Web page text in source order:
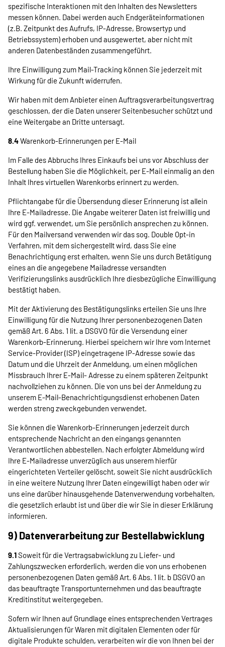
spezifische Interaktionen mit den Inhalten des Newsletters
messen können. Dabei werden auch Endgeräteinformationen
(z.B. Zeitpunkt des Aufrufs, IP-Adresse, Browsertyp und
Betriebssystem) erhoben und ausgewertet, aber nicht mit
anderen Datenbeständen zusammengeführt.
Ihre Einwilligung zum Mail-Tracking können Sie jederzeit mit
Wirkung für die Zukunft widerrufen.
Wir haben mit dem Anbieter einen Auftragsverarbeitungsvertrag
geschlossen, der die Daten unserer Seitenbesucher schützt und
eine Weitergabe an Dritte untersagt.
8.4Warenkorb-Erinnerungen per E-Mail
Im Falle des Abbruchs Ihres Einkaufs bei uns vor Abschluss der
Bestellung haben Sie die Möglichkeit, per E-Mail einmalig an den
Inhalt Ihres virtuellen Warenkorbs erinnert zu werden.
Pflichtangabe für die Übersendung dieser Erinnerung ist allein
Ihre E-Mailadresse. Die Angabe weiterer Daten ist freiwillig und
wird ggf. verwendet, um Sie persönlich ansprechen zu können.
Für den Mailversand verwenden wir das sog. Double Opt-in
Verfahren, mit dem sichergestellt wird, dass Sie eine
Benachrichtigung erst erhalten, wenn Sie uns durch Betätigung
eines an die angegebene Mailadresse versandten
Verifizierungslinks ausdrücklich Ihre diesbezügliche Einwilligung
bestätigt haben.
Mit der Aktivierung des Bestätigungslinks erteilen Sie uns Ihre
Einwilligung für die Nutzung Ihrer personenbezogenen Daten
gemäß Art. 6 Abs. 1 lit. a DSGVO für die Versendung einer
Warenkorb-Erinnerung. Hierbei speichern wir Ihre vom Internet
Service-Provider (ISP) eingetragene IP-Adresse sowie das
Datum und die Uhrzeit der Anmeldung, um einen möglichen
Missbrauch Ihrer E-Mail- Adresse zu einem späteren Zeitpunkt
nachvollziehen zu können. Die von uns bei der Anmeldung zu
unserem E-Mail-Benachrichtigungsdienst erhobenen Daten
werden streng zweckgebunden verwendet.
Sie können die Warenkorb-Erinnerungen jederzeit durch
entsprechende Nachricht an den eingangs genannten
Verantwortlichen abbestellen. Nach erfolgter Abmeldung wird
Ihre E-Mailadresse unverzüglich aus unserem hierfür
eingerichteten Verteiler gelöscht, soweit Sie nicht ausdrücklich
in eine weitere Nutzung Ihrer Daten eingewilligt haben oder wir
uns eine darüber hinausgehende Datenverwendung vorbehalten,
die gesetzlich erlaubt ist und über die wir Sie in dieser Erklärung
informieren.
9) Datenverarbeitung zur Bestellabwicklung
9.1Soweit für die Vertragsabwicklung zu Liefer- und
Zahlungszwecken erforderlich, werden die von uns erhobenen
personenbezogenen Daten gemäß Art. 6 Abs. 1 lit. b DSGVO an
das beauftragte Transportunternehmen und das beauftragte
Kreditinstitut weitergegeben.
Sofern wir Ihnen auf Grundlage eines entsprechenden Vertrages
Aktualisierungen für Waren mit digitalen Elementen oder für
digitale Produkte schulden, verarbeiten wir die von Ihnen bei der